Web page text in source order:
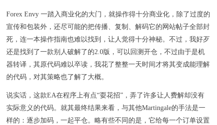
Forex Envy 一踏入商业化的大门，就操作得十分商业化，除了过度的
宣传和包装外，还尽可能的把传播、复制、解码它的网站帖子全部封
死，连一本操作指南也难以找到，让人觉得十分神秘。不过，我好歹
还是找到了一款别人破解了的2.0版，可以回测开仓，不过由于是机
器转译，其原代码难以卒读，我花了整整一天时间才将其变成能理解
的代码，对其策略也了解了大概。
说实话，这款EA在程序上有点“耍花招”，弄了许多让人费解却没有
实际意义的代码。就其最终结果来看，与其他Martingale的手法是一
样的：逐步加码，一起平仓。略有些不同的是，它给每一个订单设置